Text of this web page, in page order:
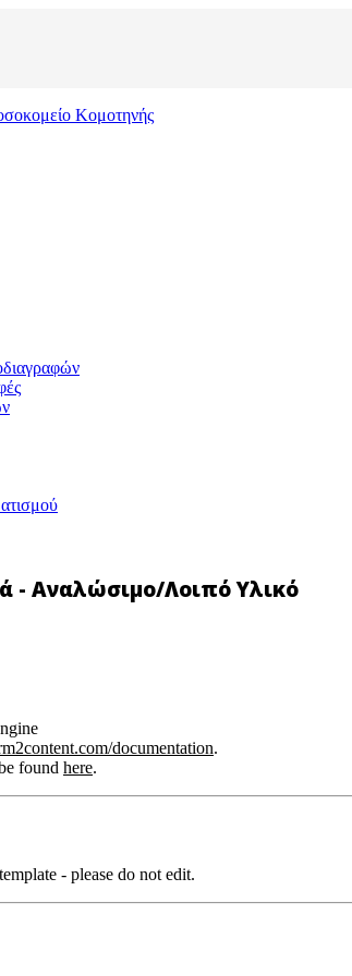
- Αναλώσιμο/Λοιπό Υλικό
documentation.
found here.
- please do not edit.